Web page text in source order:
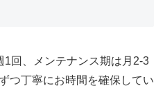
1回、メンテナンス期は月2-3
つ丁寧にお時間を確保してい